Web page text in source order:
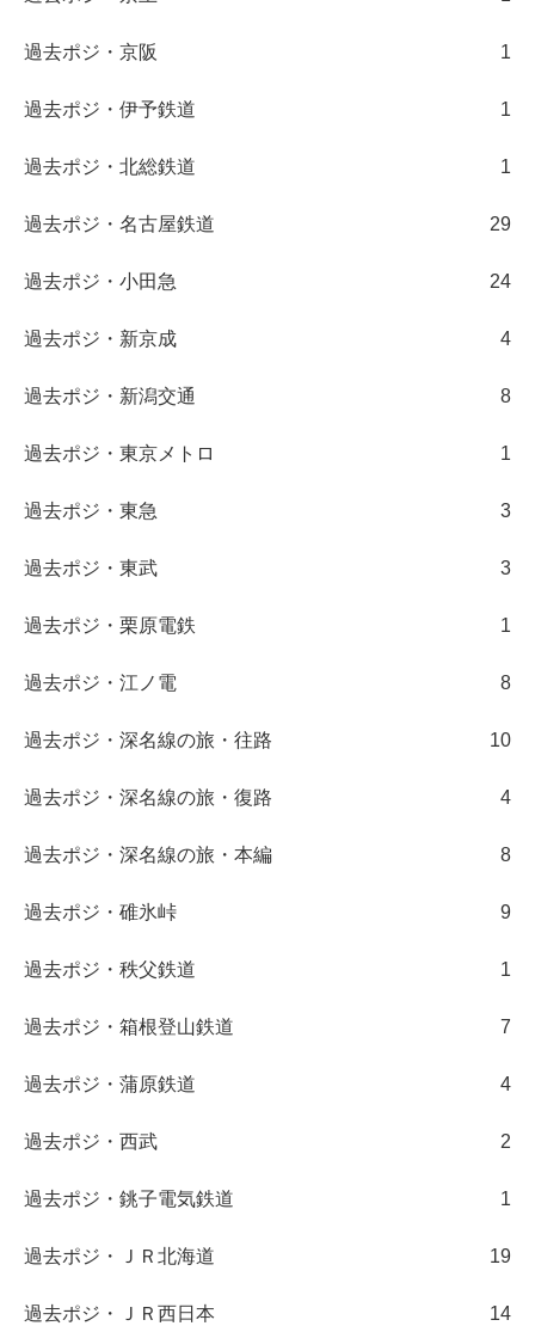
過去ポジ・京阪 1
過去ポジ・伊予鉄道 1
過去ポジ・北総鉄道 1
過去ポジ・名古屋鉄道 29
過去ポジ・小田急 24
過去ポジ・新京成 4
過去ポジ・新潟交通 8
過去ポジ・東京メトロ 1
過去ポジ・東急 3
過去ポジ・東武 3
過去ポジ・栗原電鉄 1
過去ポジ・江ノ電 8
過去ポジ・深名線の旅・往路 10
過去ポジ・深名線の旅・復路 4
過去ポジ・深名線の旅・本編 8
過去ポジ・碓氷峠 9
過去ポジ・秩父鉄道 1
過去ポジ・箱根登山鉄道 7
過去ポジ・蒲原鉄道 4
過去ポジ・西武 2
過去ポジ・銚子電気鉄道 1
過去ポジ・ＪＲ北海道 19
過去ポジ・ＪＲ西日本 14